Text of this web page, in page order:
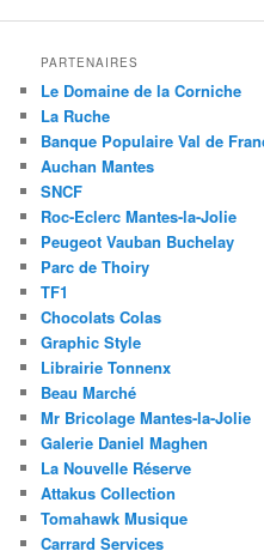
PARTENAIRES
Le Domaine de la Corniche
La Ruche
Banque Populaire Val de
Auchan Mantes
SNCF
Roc-Eclerc Mantes-la-Jolie
Peugeot Vauban Buchelay
Parc de Thoiry
TF1
Chocolats Colas
Graphic Style
Librairie Tonnenx
Beau Marché
Mr Bricolage Mantes-la-Jolie
Galerie Daniel Maghen
La Nouvelle Réserve
Attakus Collection
Tomahawk Musique
Carrard Services